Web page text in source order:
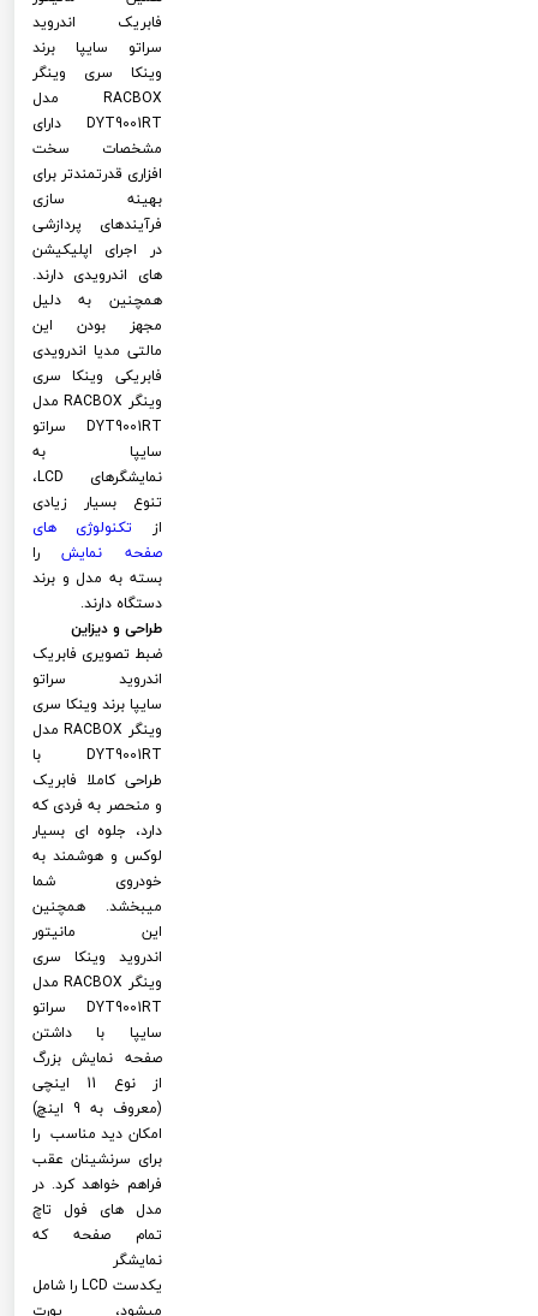
فابریک اندروید
سراتو سایپا برند
وینکا سری وینگر
RACBOX مدل
DYT9001RT دارای
مشخصات سخت
افزاری قدرتمندتر برای
بهینه سازی
فرآیندهای پردازشی
در اجرای اپلیکیشن
های اندرویدی دارند.
همچنین به دلیل
مجهز بودن این
مالتی مدیا اندرویدی
فابریکی وینکا سری
وینگر RACBOX مدل
DYT9001RT سراتو
سایپا به
نمایشگرهای LCD،
تنوع بسیار زیادی
از تکنولوژی های
صفحه نمایشرا
بسته به مدل و برند
دستگاه دارند.
طراحی و دیزاین
ضبط تصویری فابریک
اندروید سراتو
سایپا برند وینکا سری
وینگر RACBOX مدل
DYT9001RT با
طراحی کاملا فابریک
و منحصر به فردی که
دارد، جلوه ای بسیار
لوکس و هوشمند به
خودروی شما
میبخشد. همچنین
این مانیتور
اندروید وینکا سری
وینگر RACBOX مدل
DYT9001RT سراتو
سایپا با داشتن
صفحه نمایش بزرگ
از نوع 11 اینچی
(معروف به 9 اینچ)
امکان دید مناسب را
برای سرنشینان عقب
فراهم خواهد کرد. در
مدل های فول تاچ
تمام صفحه که
نمایشگر
یکدست LCD را شامل